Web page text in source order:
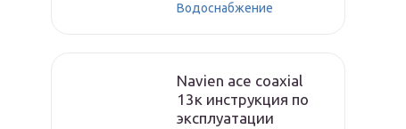
Водоснабжение
Navien ace coaxial
13к инструкция по
эксплуатации